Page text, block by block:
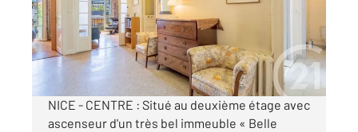
Appartement F4 à vendre
720 000 €
Visiter le site dédié
NICE - CENTRE : Situé au deuxième étage avec
ascenseur d'un très bel immeuble « Belle